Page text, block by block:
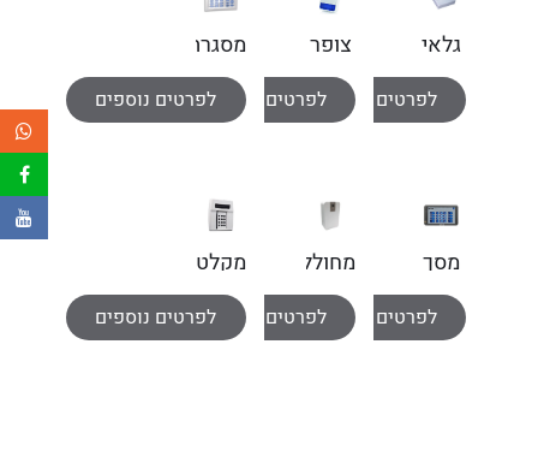
גלאי
כספת
לפרטים נוספים
צופר
אלחוטי
חיצונילפרטים נוספים
מסגרת
שיקוע
ללוחלפרטים נוספים
מסך
מגע
למערכת
לפרטים נוספים
מחולל
עשן
לפרטים נוספים
מקלט
אלחוטי
RX-לפרטים נוספים